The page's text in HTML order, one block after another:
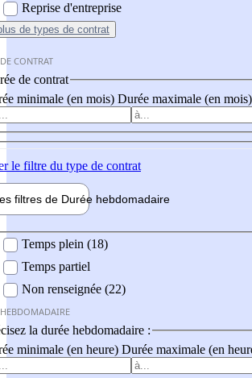
Reprise d'entreprise
de types de contrat
CONTRAT
de contrat
minimale (en mois) Durée maximale (en mois)
le filtre du type de contrat
filtres de Durée hebdomadaire
Temps plein (18)
Temps partiel
Non renseignée (22)
la durée hebdomadaire :
minimale (en heure) Durée maximale (en